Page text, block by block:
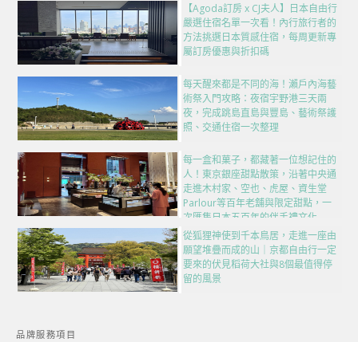
【Agoda訂房 x CJ夫人】日本自由行
嚴選住宿名單一次看！內行旅行者的
方法挑選日本質感住宿，每周更新專
屬訂房優惠與折扣碼
每天醒來都是不同的海！瀨戶內海藝
術祭入門攻略：夜宿宇野港三天兩
夜，完成跳島直島與豐島、藝術祭護
照、交通住宿一次整理
每一盒和菓子，都藏著一位想記住的
人！東京銀座甜點散策，沿著中央通
走進木村家、空也、虎屋、資生堂
Parlour等百年老舖與限定甜點，一
次匯集日本五百年的伴手禮文化
從狐狸神使到千本鳥居，走進一座由
願望堆疊而成的山｜京都自由行一定
要來的伏見稻荷大社與8個最值得停
留的風景
品牌服務項目